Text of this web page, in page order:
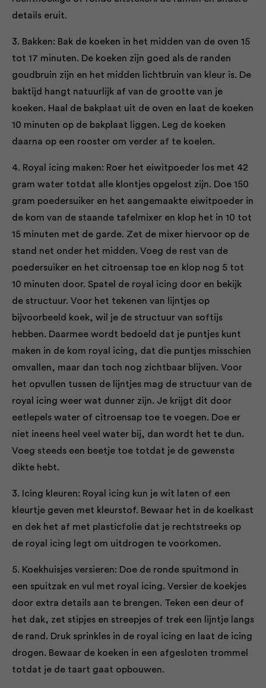
details eruit.
3. Bakken: Bak de koeken in het midden van de oven 15
tot 17 minuten. De koeken zijn goed als de randen
goudbruin zijn en het midden lichtbruin van kleur is. De
baktijd hangt natuurlijk af van de grootte van je
koeken. Haal de bakplaat uit de oven en laat de koeken
10 minuten op de bakplaat liggen. Leg de koeken
daarna op een rooster om verder af te koelen.
4. Royal icing maken: Roer het eiwitpoeder los met 42
gram water totdat alle klontjes opgelost zijn. Doe 150
gram poedersuiker en het aangemaakte eiwitpoeder in
de kom van de staande tafelmixer en klop het in 10 tot
15 minuten met de garde. Zet de mixer hiervoor op de
stand net onder het midden. Voeg de rest van de
poedersuiker en het citroensap toe en klop nog 5 tot
10 minuten door. Spatel de royal icing door en bekijk
de structuur. Voor het tekenen van lijntjes op
bijvoorbeeld koek, wil je de structuur van softijs
hebben. Daarmee wordt bedoeld dat je puntjes kunt
maken in de kom royal icing, dat die puntjes misschien
omvallen, maar dan toch nog zichtbaar blijven. Voor
het opvullen tussen de lijntjes mag de structuur van de
royal icing weer wat dunner zijn. Je krijgt dit door
eetlepels water of citroensap toe te voegen. Doe er
niet ineens heel veel water bij, dan wordt het te dun.
Voeg steeds een beetje toe totdat je de gewenste
dikte hebt.
3. Icing kleuren: Royal icing kun je wit laten of een
kleurtje geven met kleurstof. Bewaar het in de koelkast
en dek het af met plasticfolie dat je rechtstreeks op
de royal icing legt om uitdrogen te voorkomen.
5. Koekhuisjes versieren: Doe de ronde spuitmond in
een spuitzak en vul met royal icing. Versier de koekjes
door extra details aan te brengen. Teken een deur of
het dak, zet stipjes en streepjes of trek een lijntje langs
de rand. Druk sprinkles in de royal icing en laat de icing
drogen. Bewaar de koeken in een afgesloten trommel
totdat je de taart gaat opbouwen.